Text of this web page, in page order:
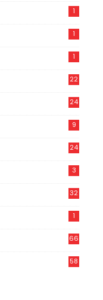
1
1
1
22
24
9
24
3
32
1
66
58